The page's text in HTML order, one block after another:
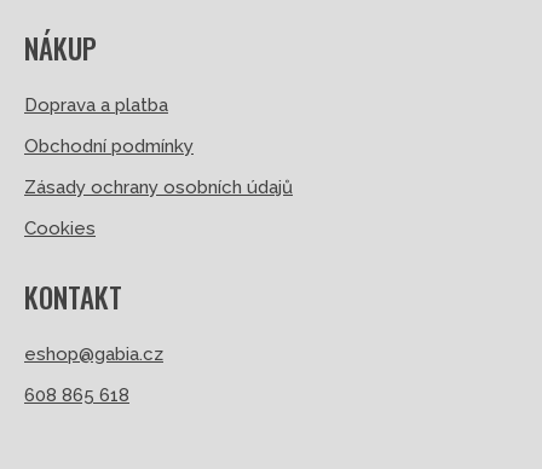
NÁKUP
Doprava a platba
Obchodní podmínky
Zásady ochrany osobních údajů
Cookies
KONTAKT
eshop@gabia.cz
608 865 618